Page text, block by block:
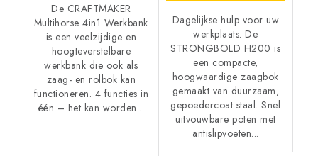
De CRAFTMAKER
Multihorse 4in1 Werkbank
is een veelzijdige en
hoogteverstelbare
werkbank die ook als
zaag- en rolbok kan
functioneren. 4 functies in
één – het kan worden...
Dagelijkse hulp voor uw
werkplaats. De
STRONGBOLD H200 is
een compacte,
hoogwaardige zaagbok
gemaakt van duurzaam,
gepoedercoat staal. Snel
uitvouwbare poten met
antislipvoeten...